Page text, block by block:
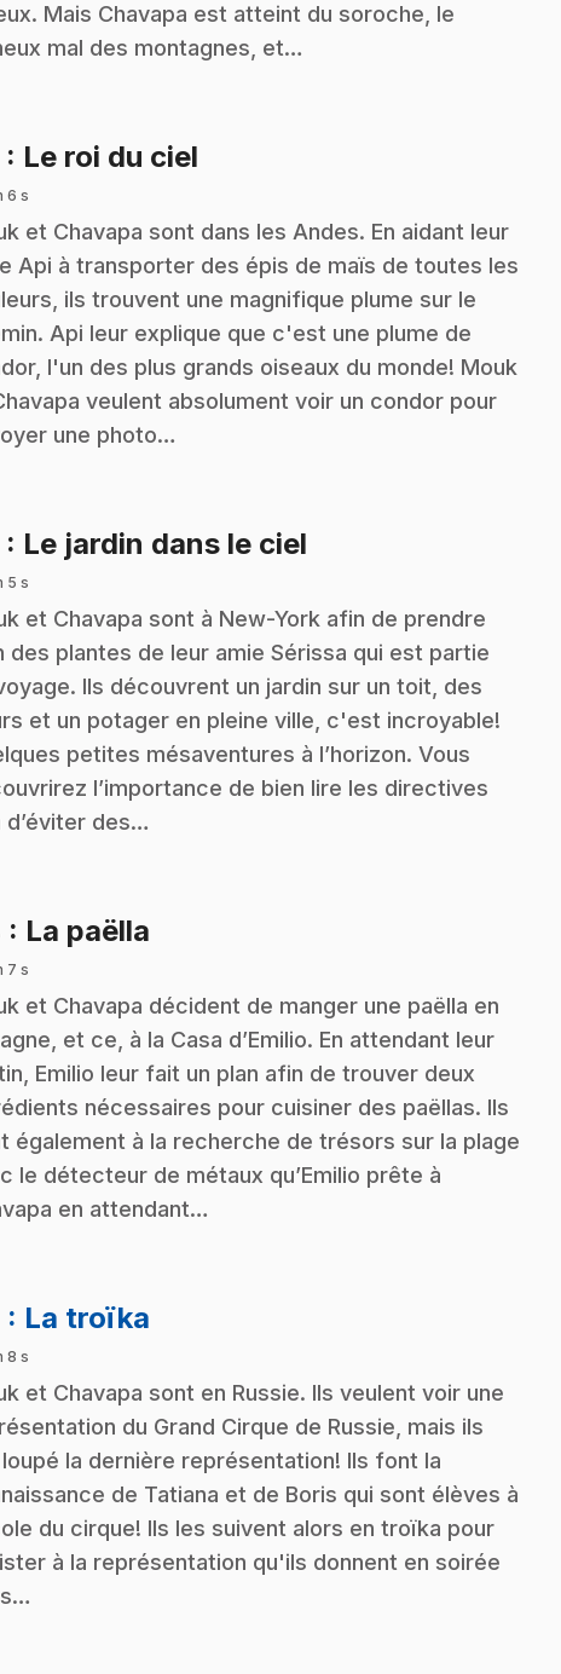
Mais Chavapa est atteint du soroche, le
mal des montagnes, et…
: Le roi du ciel
6 s
et Chavapa sont dans les Andes. En aidant leur
Api à transporter des épis de maïs de toutes les
ils trouvent une magnifique plume sur le
Api leur explique que c'est une plume de
l'un des plus grands oiseaux du monde! Mouk
veulent absolument voir un condor pour
une photo…
: Le jardin dans le ciel
5 s
et Chavapa sont à New-York afin de prendre
des plantes de leur amie Sérissa qui est partie
Ils découvrent un jardin sur un toit, des
et un potager en pleine ville, c'est incroyable!
petites mésaventures à l’horizon. Vous
l’importance de bien lire les directives
d’éviter des…
: La paëlla
7 s
et Chavapa décident de manger une paëlla en
et ce, à la Casa d’Emilio. En attendant leur
Emilio leur fait un plan afin de trouver deux
nécessaires pour cuisiner des paëllas. Ils
également à la recherche de trésors sur la plage
le détecteur de métaux qu’Emilio prête à
en attendant…
: La troïka
8 s
et Chavapa sont en Russie. Ils veulent voir une
du Grand Cirque de Russie, mais ils
la dernière représentation! Ils font la
de Tatiana et de Boris qui sont élèves à
du cirque! Ils les suivent alors en troïka pour
à la représentation qu'ils donnent en soirée